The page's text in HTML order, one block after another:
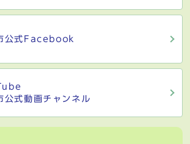
公式Facebook
公式動画チャンネル